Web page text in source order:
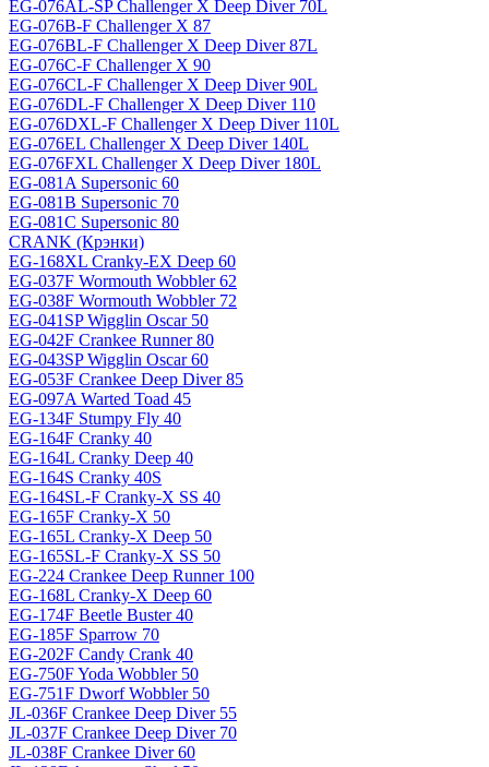
EG-076AL-SP Challenger X Deep Diver 70L
EG-076B-F Challenger X 87
EG-076BL-F Challenger X Deep Diver 87L
EG-076C-F Challenger X 90
EG-076CL-F Challenger X Deep Diver 90L
EG-076DL-F Challenger X Deep Diver 110
EG-076DXL-F Challenger X Deep Diver 110L
EG-076EL Challenger X Deep Diver 140L
EG-076FXL Challenger X Deep Diver 180L
EG-081A Supersonic 60
EG-081B Supersonic 70
EG-081C Supersonic 80
CRANK (Крэнки)
EG-168XL Cranky-EX Deep 60
EG-037F Wormouth Wobbler 62
EG-038F Wormouth Wobbler 72
EG-041SP Wigglin Oscar 50
EG-042F Crankee Runner 80
EG-043SP Wigglin Oscar 60
EG-053F Crankee Deep Diver 85
EG-097A Warted Toad 45
EG-134F Stumpy Fly 40
EG-164F Cranky 40
EG-164L Cranky Deep 40
EG-164S Cranky 40S
EG-164SL-F Cranky-X SS 40
EG-165F Cranky-X 50
EG-165L Cranky-X Deep 50
EG-165SL-F Cranky-X SS 50
EG-224 Crankee Deep Runner 100
EG-168L Cranky-X Deep 60
EG-174F Beetle Buster 40
EG-185F Sparrow 70
EG-202F Candy Crank 40
EG-750F Yoda Wobbler 50
EG-751F Dworf Wobbler 50
JL-036F Crankee Deep Diver 55
JL-037F Crankee Deep Diver 70
JL-038F Crankee Diver 60